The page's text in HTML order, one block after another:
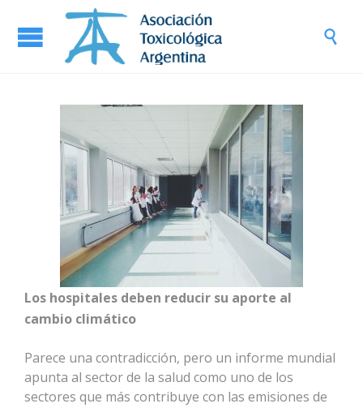

Los hospitales deben reducir su aporte al
cambio climático
Parece una contradicción, pero un informe mundial
apunta al sector de la salud como uno de los
sectores que más contribuye con las emisiones de